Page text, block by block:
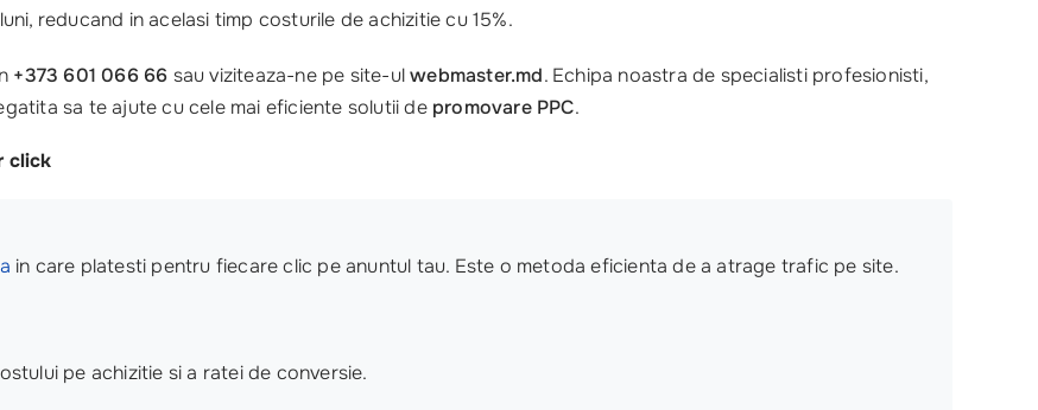
reducand in acelasi timp costurile de achizitie cu 15%.
+373 601 066 66 sau viziteaza-ne pe site-ulwebmaster.md. Echipa noastra de specialisti profesionisti,
sa te ajute cu cele mai eficiente solutii de promovare PPC.
click
in care platesti pentru fiecare clic pe anuntul tau. Este o metoda eficienta de a atrage trafic pe site.
pe achizitie si a ratei de conversie.